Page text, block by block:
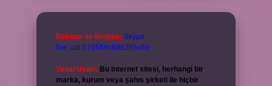
Reklam ve İletişim: Skype:
live:.cid.575569c608265c69
Yasal Uyarı: Bu internet sitesi, herhangi bir
marka, kurum veya şahıs şirketi ile hiçbir